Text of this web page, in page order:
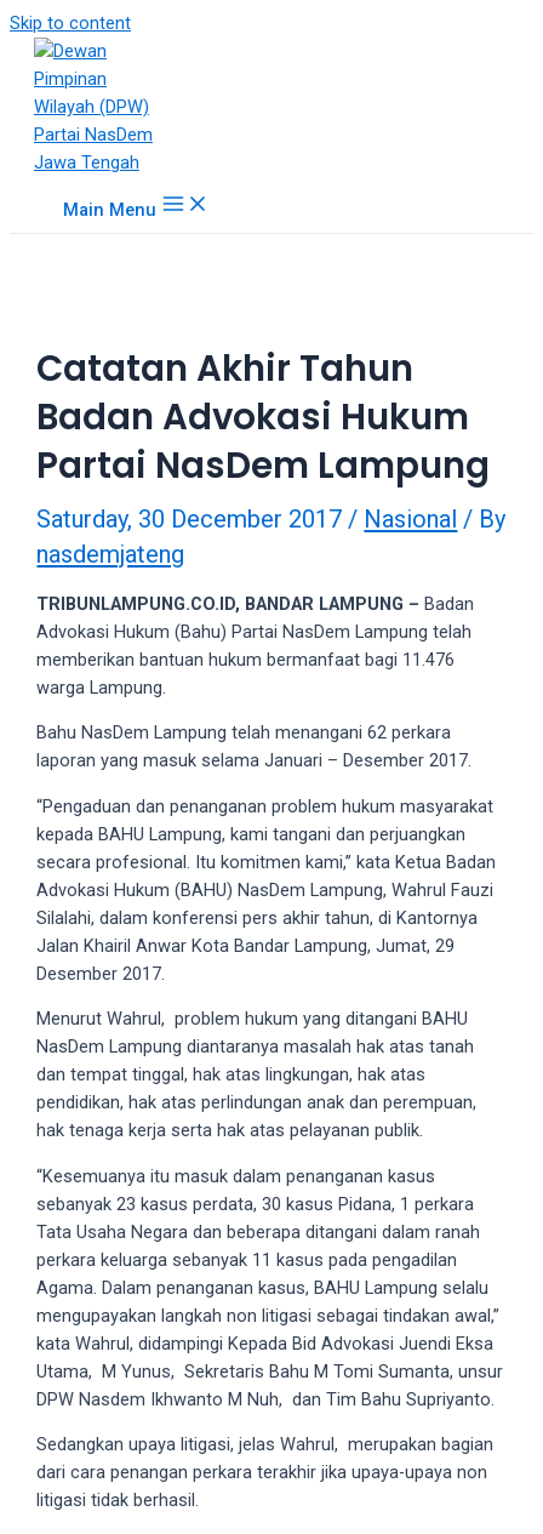
18Tube.tv
free
hosting
service
your
verified
user
porn
videos
website
several
different
formats.
18tube
Every
porn
video
you
upload
working
days.
can
embed
code
porn
videos
Skip to content
Main Menu
Catatan Akhir Tahun
Badan Advokasi Hukum
Partai NasDem Lampung
Saturday, 30 December 2017/ Nasional / By
nasdemjateng
TRIBUNLAMPUNG.CO.ID, BANDAR LAMPUNG – Badan
Advokasi Hukum (Bahu) Partai NasDem Lampung telah
memberikan bantuan hukum bermanfaat bagi 11.476
warga Lampung.
Bahu NasDem Lampung telah menangani 62 perkara
laporan yang masuk selama Januari – Desember 2017.
“Pengaduan dan penanganan problem hukum masyarakat
kepada BAHU Lampung, kami tangani dan perjuangkan
secara profesional. Itu komitmen kami,” kata Ketua Badan
Advokasi Hukum (BAHU) NasDem Lampung, Wahrul Fauzi
Silalahi, dalam konferensi pers akhir tahun, di Kantornya
Jalan Khairil Anwar Kota Bandar Lampung, Jumat, 29
Desember 2017.
Menurut Wahrul, problem hukum yang ditangani BAHU
NasDem Lampung diantaranya masalah hak atas tanah
dan tempat tinggal, hak atas lingkungan, hak atas
pendidikan, hak atas perlindungan anak dan perempuan,
hak tenaga kerja serta hak atas pelayanan publik.
“Kesemuanya itu masuk dalam penanganan kasus
sebanyak 23 kasus perdata, 30 kasus Pidana, 1 perkara
Tata Usaha Negara dan beberapa ditangani dalam ranah
perkara keluarga sebanyak 11 kasus pada pengadilan
Agama. Dalam penanganan kasus, BAHU Lampung selalu
mengupayakan langkah non litigasi sebagai tindakan awal,”
kata Wahrul, didampingi Kepada Bid Advokasi Juendi Eksa
Utama, M Yunus, Sekretaris Bahu M Tomi Sumanta, unsur
DPW Nasdem Ikhwanto M Nuh, dan Tim Bahu Supriyanto.
Sedangkan upaya litigasi, jelas Wahrul, merupakan bagian
dari cara penangan perkara terakhir jika upaya-upaya non
litigasi tidak berhasil.